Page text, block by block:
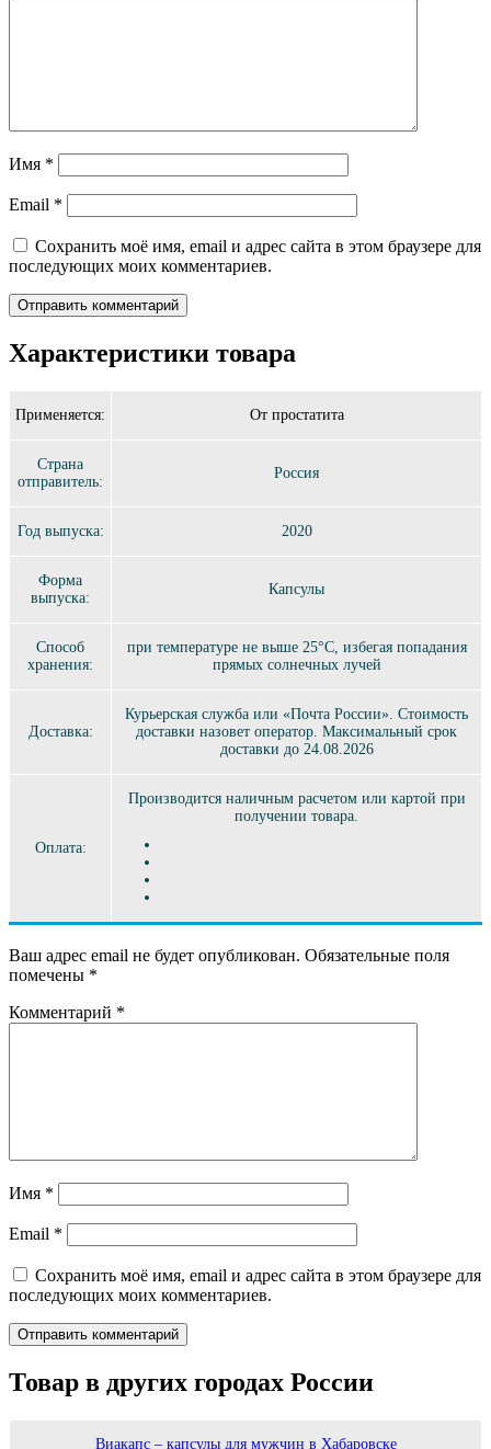
Имя *
Email *
Сохранить моё имя, email и адрес сайта в этом браузере для
последующих моих комментариев.
Характеристики товара
Применяется: От простатита
Страна
отправитель:
Россия
Год выпуска: 2020
Форма
выпуска:
Капсулы
Способ
хранения:
при температуре не выше 25°C, избегая попадания
прямых солнечных лучей
Доставка:
Курьерская служба или «Почта России». Стоимость
доставки назовет оператор. Максимальный срок
доставки до 24.08.2026
Оплата:
Производится наличным расчетом или картой при
получении товара.
Ваш адрес email не будет опубликован. Обязательные поля
помечены *
Комментарий *
Имя *
Email *
Сохранить моё имя, email и адрес сайта в этом браузере для
последующих моих комментариев.
Товар в других городах России
Виакапс – капсулы для мужчин в Хабаровске